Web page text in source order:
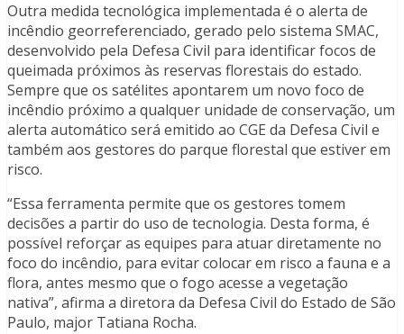
Outra medida tecnológica implementada é o alerta de
incêndio georreferenciado, gerado pelo sistema SMAC,
desenvolvido pela Defesa Civil para identificar focos de
queimada próximos às reservas florestais do estado.
Sempre que os satélites apontarem um novo foco de
incêndio próximo a qualquer unidade de conservação, um
alerta automático será emitido ao CGE da Defesa Civil e
também aos gestores do parque florestal que estiver em
risco.
“Essa ferramenta permite que os gestores tomem
decisões a partir do uso de tecnologia. Desta forma, é
possível reforçar as equipes para atuar diretamente no
foco do incêndio, para evitar colocar em risco a fauna e a
flora, antes mesmo que o fogo acesse a vegetação
nativa”, afirma a diretora da Defesa Civil do Estado de São
Paulo, major Tatiana Rocha.